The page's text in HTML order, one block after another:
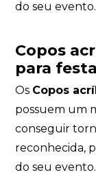
do seu evento.
Copos
para
Os Copos
possuem um
conseguir
reconhecida,
do seu evento.